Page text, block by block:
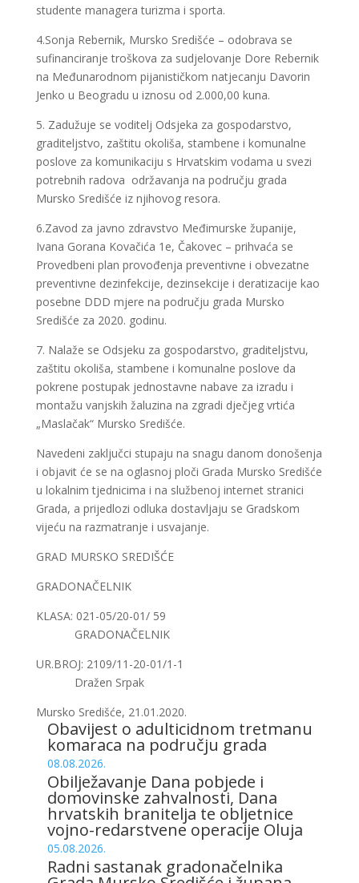
studente managera turizma i sporta.
4.Sonja Rebernik, Mursko Središće – odobrava se
sufinanciranje troškova za sudjelovanje Dore Rebernik
na Međunarodnom pijanističkom natjecanju Davorin
Jenko u Beogradu u iznosu od 2.000,00 kuna.
5. Zadužuje se voditelj Odsjeka za gospodarstvo,
graditeljstvo, zaštitu okoliša, stambene i komunalne
poslove za komunikaciju s Hrvatskim vodama u svezi
potrebnih radova održavanja na području grada
Mursko Središće iz njihovog resora.
6.Zavod za javno zdravstvo Međimurske županije,
Ivana Gorana Kovačića 1e, Čakovec – prihvaća se
Provedbeni plan provođenja preventivne i obvezatne
preventivne dezinfekcije, dezinsekcije i deratizacije kao
posebne DDD mjere na području grada Mursko
Središće za 2020. godinu.
7. Nalaže se Odsjeku za gospodarstvo, graditeljstvu,
zaštitu okoliša, stambene i komunalne poslove da
pokrene postupak jednostavne nabave za izradu i
montažu vanjskih žaluzina na zgradi dječjeg vrtića
„Maslačak“ Mursko Središće.
Navedeni zaključci stupaju na snagu danom donošenja
i objavit će se na oglasnoj ploči Grada Mursko Središće
u lokalnim tjednicima i na službenoj internet stranici
Grada, a prijedlozi odluka dostavljaju se Gradskom
vijeću na razmatranje i usvajanje.
GRAD MURSKO SREDIŠĆE
GRADONAČELNIK
KLASA: 021-05/20-01/ 59
GRADONAČELNIK
UR.BROJ: 2109/11-20-01/1-1
Dražen Srpak
Mursko Središće, 21.01.2020.
Obavijest o adulticidnom tretmanu
komaraca na području grada
08.08.2026.
Obilježavanje Dana pobjede i
domovinske zahvalnosti, Dana
hrvatskih branitelja te obljetnice
vojno-redarstvene operacije Oluja
05.08.2026.
Radni sastanak gradonačelnika